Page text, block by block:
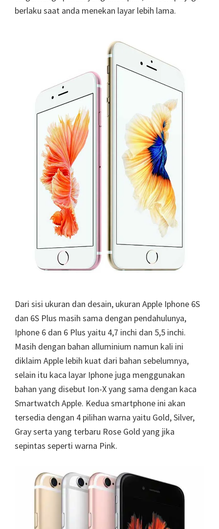
berlaku saat anda menekan layar lebih lama.
Dari sisi ukuran dan desain, ukuran Apple Iphone 6S
dan 6S Plus masih sama dengan pendahulunya,
Iphone 6 dan 6 Plus yaitu 4,7 inchi dan 5,5 inchi.
Masih dengan bahan alluminium namun kali ini
diklaim Apple lebih kuat dari bahan sebelumnya,
selain itu kaca layar Iphone juga menggunakan
bahan yang disebut Ion-X yang sama dengan kaca
Smartwatch Apple. Kedua smartphone ini akan
tersedia dengan 4 pilihan warna yaitu Gold, Silver,
Gray serta yang terbaru Rose Gold yang jika
sepintas seperti warna Pink.